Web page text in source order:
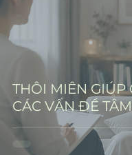
THÔI MIÊN GIÚP
CÁC VẤN ĐỀ